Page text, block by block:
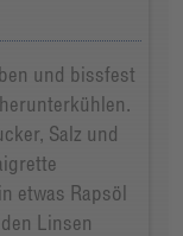
und bissfest
Salz und
etwas Rapsöl
Linsen